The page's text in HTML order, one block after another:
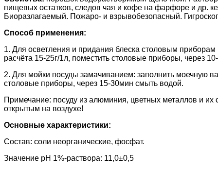
пищевых остатков, следов чая и кофе на фарфоре и др.
Биоразлагаемый. Пожаро- и взрывобезопасный.
Способ применения:
1. Для осветления и придания блеска столовым
расчёта 15-25г/1л, поместить столовые приборы, через
2. Для мойки посуды замачиванием: заполнить моечную
столовые приборы, через 15-30мин смыть водой.
Примечание: посуду из алюминия, цветных металлов и их
открытым на воздухе!
Основные характеристики:
Состав: соли неорганические, фосфат.
Значение pH 1%-раствора: 11,0±0,5